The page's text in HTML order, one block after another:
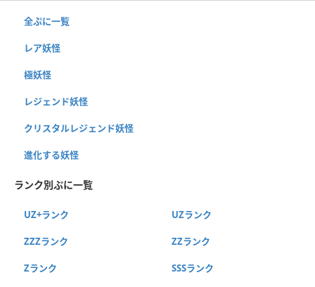
全ぷに一覧
レア妖怪
極妖怪
レジェンド妖怪
クリスタルレジェンド妖怪
進化する妖怪
ランク別ぷに一覧
UZ+ランク UZランク
ZZZランク ZZランク
Zランク SSSランク